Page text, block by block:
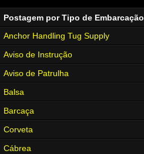
Postagem por Tipo de Embarcação
Anchor Handling Tug Supply
Aviso de Instrução
Aviso de Patrulha
Balsa
Barcaça
Corveta
Cábrea